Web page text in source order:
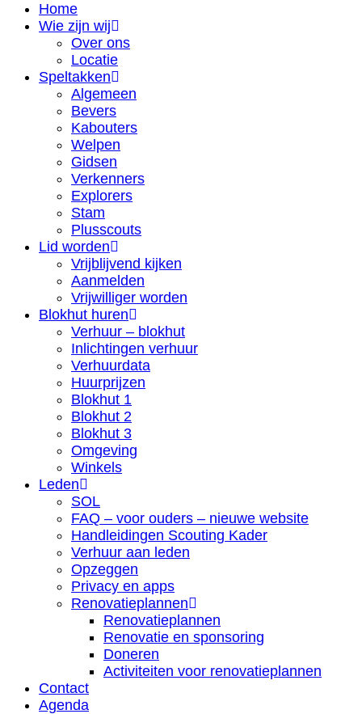
Home
Wie zijn wij
Over ons
Locatie
Speltakken
Algemeen
Bevers
Kabouters
Welpen
Gidsen
Verkenners
Explorers
Stam
Plusscouts
Lid worden
Vrijblijvend kijken
Aanmelden
Vrijwilliger worden
Blokhut huren
Verhuur – blokhut
Inlichtingen verhuur
Verhuurdata
Huurprijzen
Blokhut 1
Blokhut 2
Blokhut 3
Omgeving
Winkels
Leden
SOL
FAQ – voor ouders – nieuwe website
Handleidingen Scouting Kader
Verhuur aan leden
Opzeggen
Privacy en apps
Renovatieplannen
Renovatieplannen
Renovatie en sponsoring
Doneren
Activiteiten voor renovatieplannen
Contact
Agenda